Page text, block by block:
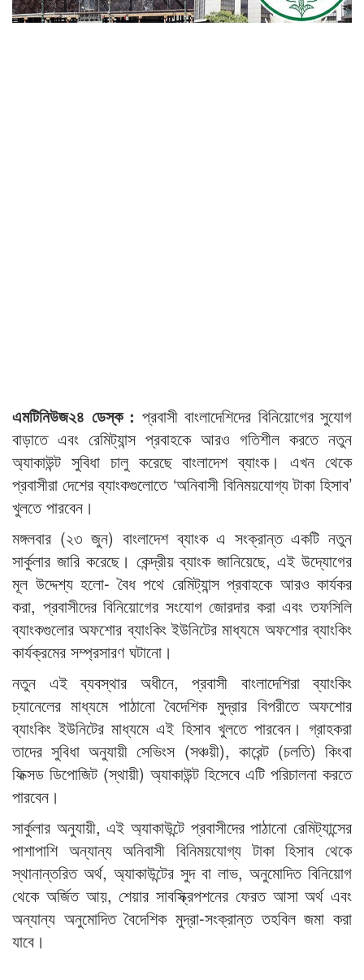
এমটিনিউজ২৪ ডেস্ক : প্রবাসী বাংলাদেশিদের বিনিয়োগের সুযোগ
বাড়াতে এবং রেমিট্যান্স প্রবাহকে আরও গতিশীল করতে নতুন
অ্যাকাউন্ট সুবিধা চালু করেছে বাংলাদেশ ব্যাংক। এখন থেকে
প্রবাসীরা দেশের ব্যাংকগুলোতে ‘অনিবাসী বিনিময়যোগ্য টাকা হিসাব’
খুলতে পারবেন।
মঙ্গলবার (২৩ জুন) বাংলাদেশ ব্যাংক এ সংক্রান্ত একটি নতুন
সার্কুলার জারি করেছে। কেন্দ্রীয় ব্যাংক জানিয়েছে, এই উদ্যোগের
মূল উদ্দেশ্য হলো- বৈধ পথে রেমিট্যান্স প্রবাহকে আরও কার্যকর
করা, প্রবাসীদের বিনিয়োগের সংযোগ জোরদার করা এবং তফসিলি
ব্যাংকগুলোর অফশোর ব্যাংকিং ইউনিটের মাধ্যমে অফশোর ব্যাংকিং
কার্যক্রমের সম্প্রসারণ ঘটানো।
নতুন এই ব্যবস্থার অধীনে, প্রবাসী বাংলাদেশিরা ব্যাংকিং
চ্যানেলের মাধ্যমে পাঠানো বৈদেশিক মুদ্রার বিপরীতে অফশোর
ব্যাংকিং ইউনিটের মাধ্যমে এই হিসাব খুলতে পারবেন। গ্রাহকরা
তাদের সুবিধা অনুযায়ী সেভিংস (সঞ্চয়ী), কারেন্ট (চলতি) কিংবা
ফিক্সড ডিপোজিট (স্থায়ী) অ্যাকাউন্ট হিসেবে এটি পরিচালনা করতে
পারবেন।
সার্কুলার অনুযায়ী, এই অ্যাকাউন্টে প্রবাসীদের পাঠানো রেমিট্যান্সের
পাশাপাশি অন্যান্য অনিবাসী বিনিময়যোগ্য টাকা হিসাব থেকে
স্থানান্তরিত অর্থ, অ্যাকাউন্টের সুদ বা লাভ, অনুমোদিত বিনিয়োগ
থেকে অর্জিত আয়, শেয়ার সাবস্ক্রিপশনের ফেরত আসা অর্থ এবং
অন্যান্য অনুমোদিত বৈদেশিক মুদ্রা-সংক্রান্ত তহবিল জমা করা
যাবে।